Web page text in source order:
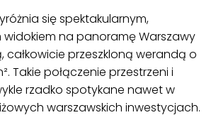
się spektakularnym,
widokiem na panoramę Warszawy
przeszkloną werandą o
Takie połączenie przestrzeni i
rzadko spotykane nawet w
warszawskich inwestycjach.